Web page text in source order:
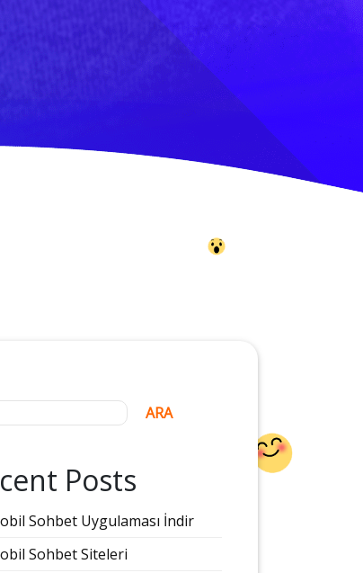
ARA
Posts
Sohbet Uygulaması İndir
Sohbet Siteleri